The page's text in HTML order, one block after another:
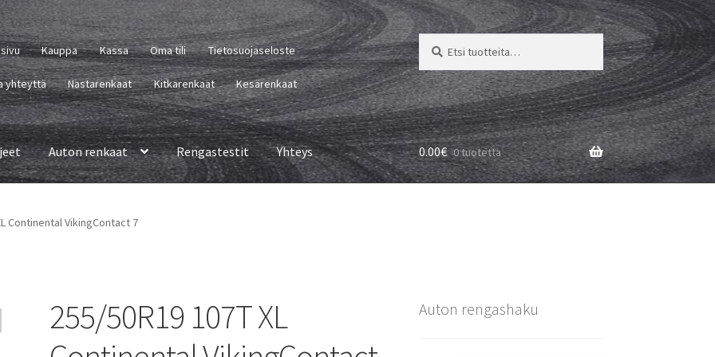
Kauppa Kassa Oma tili Tietosuojaseloste
yhteyttä Nastarenkaat Kitkarenkaat Kesärenkaat
Etsi:
Haku
Auton renkaat Rengastestit Yhteys 0.00€ 0 tuotetta
Continental VikingContact 7
255/50R19 107T XL
Auton rengashaku